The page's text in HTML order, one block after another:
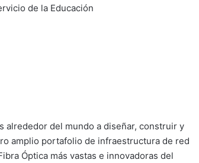
de la Educación
alrededor del mundo a diseñar, construir y
amplio portafolio de infraestructura de red
Óptica más vastas e innovadoras del